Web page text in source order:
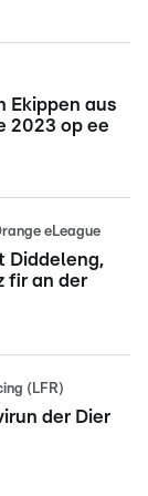
Ekippen aus
2023 op ee
eLeague
Diddeleng,
fir an der
(LFR)
der Dier